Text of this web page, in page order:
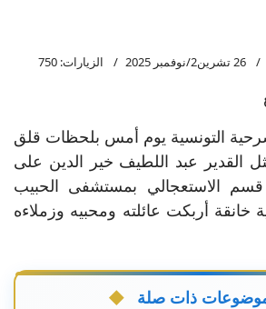
26 تشرين2/نوفمبر 2025 الزيارات: 750
التونسية يوم أمس بلحظات قلق
القدير عبد اللطيف خير الدين على
الاستعجالي بمستشفى الحبيب
خانقة أربكت عائلته ومحبيه وزملاءه
ذات صلة